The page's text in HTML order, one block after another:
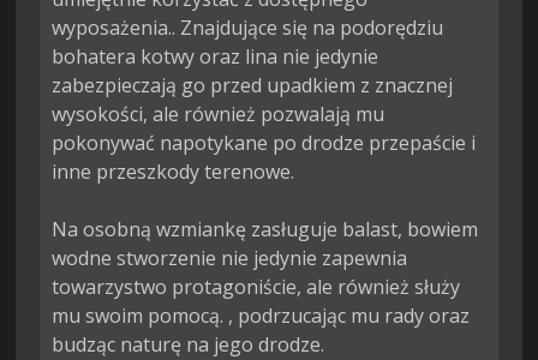
wyposażenia.. Znajdujące się na podorędziu
bohatera kotwy oraz lina nie jedynie
zabezpieczają go przed upadkiem z znacznej
wysokości, ale również pozwalają mu
pokonywać napotykane po drodze przepaście i
inne przeszkody terenowe.
Na osobną wzmiankę zasługuje balast, bowiem
wodne stworzenie nie jedynie zapewnia
towarzystwo protagoniście, ale również służy
mu swoim pomocą. , podrzucając mu rady oraz
budząc naturę na jego drodze.